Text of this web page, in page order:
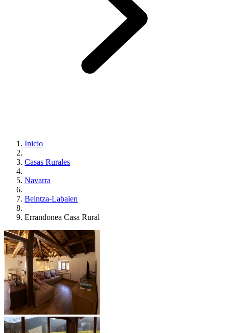
Inicio
Casas Rurales
Navarra
Beintza-Labaien
Errandonea Casa Rural